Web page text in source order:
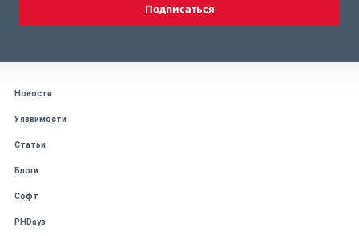
Подписаться
Новости
Уязвимости
Статьи
Блоги
Софт
PHDays